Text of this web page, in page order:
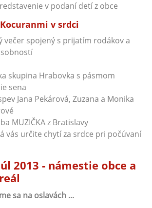
v podaní detí z obce
Kocuranmi v srdci
večer spojený s prijatím rodákov a
skupina Hrabovka s pásmom
sena
Jana Pekárová, Zuzana a Monika
MUZIČKA z Bratislavy
vás určite chytí za srdce pri počúvaní
2013 - námestie obce a
sa na oslavách ...